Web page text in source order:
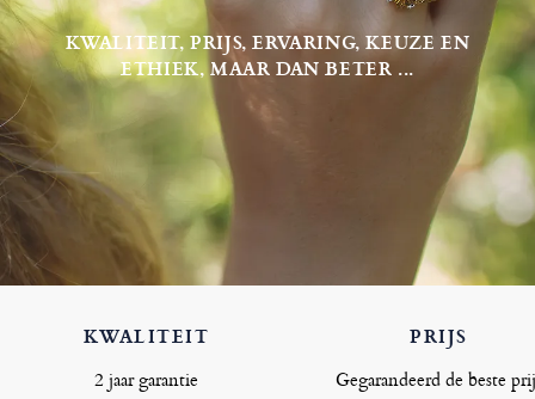
KWALITEIT, PRIJS, ERVARING, KEUZE EN
ETHIEK, MAAR DAN BETER ...
KWALITEIT
2 jaar garantie
PRIJS
Gegarandeerd de beste